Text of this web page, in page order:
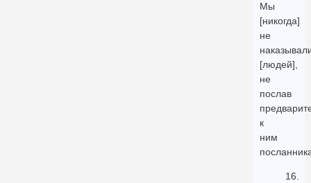
Мы
[никогда]
не
[людей],
не
послав
к
ним
16.